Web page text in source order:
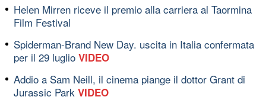
Helen Mirren riceve il premio alla carriera al Taormina
Film Festival
Spiderman-Brand New Day. uscita in Italia confermata
per il 29 luglio VIDEO
Addio a Sam Neill, il cinema piange il dottor Grant di
Jurassic Park VIDEO